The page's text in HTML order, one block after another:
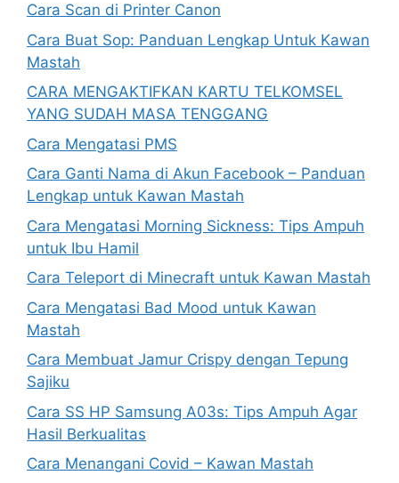
Cara Scan di Printer Canon
Cara Buat Sop: Panduan Lengkap Untuk Kawan
Mastah
CARA MENGAKTIFKAN KARTU TELKOMSEL
YANG SUDAH MASA TENGGANG
Cara Mengatasi PMS
Cara Ganti Nama di Akun Facebook – Panduan
Lengkap untuk Kawan Mastah
Cara Mengatasi Morning Sickness: Tips Ampuh
untuk Ibu Hamil
Cara Teleport di Minecraft untuk Kawan Mastah
Cara Mengatasi Bad Mood untuk Kawan
Mastah
Cara Membuat Jamur Crispy dengan Tepung
Sajiku
Cara SS HP Samsung A03s: Tips Ampuh Agar
Hasil Berkualitas
Cara Menangani Covid – Kawan Mastah